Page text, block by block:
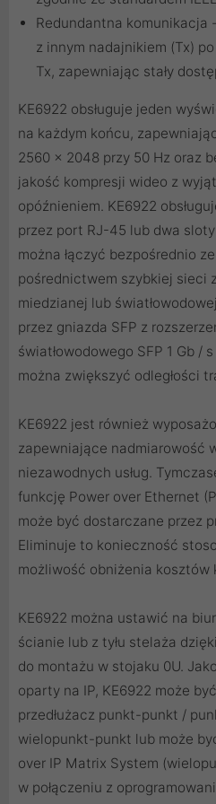
Redundantna komunikacja
z innym nadajnikiem (Tx)
Tx, zapewniając stały
KE6922 obsługuje jeden
na każdym końcu,
2560 x 2048 przy 50 Hz oraz
jakość kompresji wideo z
opóźnieniem. KE6922
przez port RJ-45 lub dwa
można łączyć bezpośrednio
pośrednictwem szybkiej sieci
miedzianej lub
przez gniazda SFP z
światłowodowego SFP 1 Gb /
można zwiększyć odległości
KE6922 jest również
zapewniające nadmiarowość
niezawodnych usług.
funkcję Power over Ethernet
może być dostarczane przez
Eliminuje to konieczność
możliwość obniżenia kosztów
KE6922 można ustawić na
ścianie lub z tyłu stelaża
do montażu w stojaku 0U.
oparty na IP, KE6922 może
przedłużacz punkt-punkt /
wielopunkt-punkt lub może
over IP Matrix System
w połączeniu z